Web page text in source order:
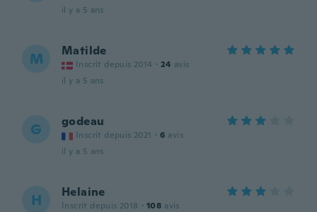
il y a 5 ans
M Matilde
Inscrit depuis 2014 · 24 avis
il y a 5 ans
G godeau
Inscrit depuis 2021 · 6 avis
il y a 5 ans
H Helaine
Inscrit depuis 2018 · 108 avis